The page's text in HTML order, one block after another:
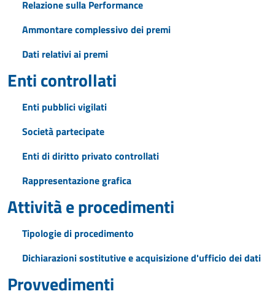
Relazione sulla Performance
Ammontare complessivo dei premi
Dati relativi ai premi
Enti controllati
Enti pubblici vigilati
Società partecipate
Enti di diritto privato controllati
Rappresentazione grafica
Attività e procedimenti
Tipologie di procedimento
Dichiarazioni sostitutive e acquisizione d'ufficio dei dati
Provvedimenti